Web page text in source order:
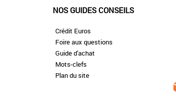
NOS GUIDES CONSEILS
Crédit Euros
Foire aux questions
Guide d'achat
Mots-clefs
Plan du site